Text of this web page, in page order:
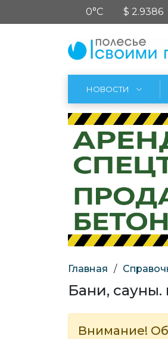
0°C $ 2.9386
НОВОСТИ
Главная /
Бани, сауны.
Внимание!